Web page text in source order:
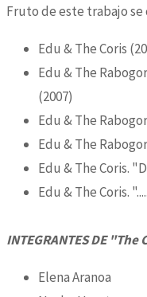
​Fruto de este trabajo
Edu & The Coris
Edu & The
(2007)​
Edu & The
Edu & The
Edu & The Coris.
Edu & The Coris.
INTEGRANTES DE "The
Elena Aranoa